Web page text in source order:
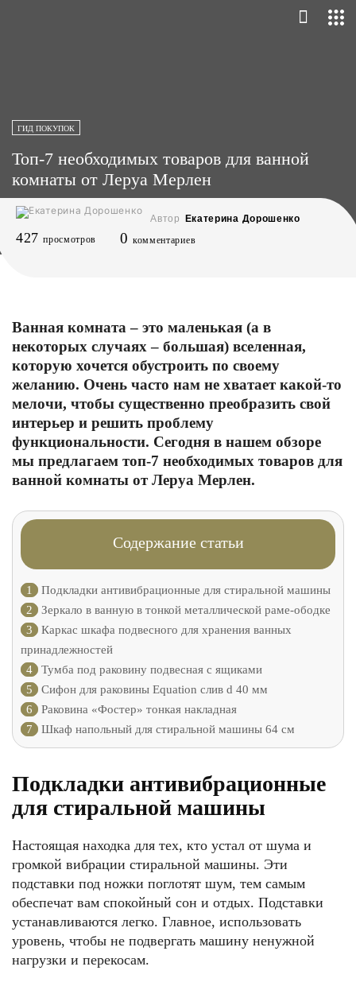
ГИД ПОКУПОК
Топ-7 необходимых товаров для ванной
комнаты от Леруа Мерлен
Автор Екатерина Дорошенко
427 просмотров 0 комментариев
Ванная комната – это маленькая (а в
некоторых случаях – большая) вселенная,
которую хочется обустроить по своему
желанию. Очень часто нам не хватает какой-то
мелочи, чтобы существенно преобразить свой
интерьер и решить проблему
функциональности. Сегодня в нашем обзоре
мы предлагаем топ-7 необходимых товаров для
ванной комнаты от Леруа Мерлен.
Содержание статьи
1
Подкладки антивибрационные для стиральной машины
2
Зеркало в ванную в тонкой металлической раме-ободке
3
Каркас шкафа подвесного для хранения ванных
принадлежностей
4
Тумба под раковину подвесная с ящиками
5
Сифон для раковины Equation слив d 40 мм
6
Раковина «Фостер» тонкая накладная
7
Шкаф напольный для стиральной машины 64 см
Подкладки антивибрационные
для стиральной машины
Настоящая находка для тех, кто устал от шума и
громкой вибрации стиральной машины. Эти
подставки под ножки поглотят шум, тем самым
обеспечат вам спокойный сон и отдых. Подставки
устанавливаются легко. Главное, использовать
уровень, чтобы не подвергать машину ненужной
нагрузки и перекосам.